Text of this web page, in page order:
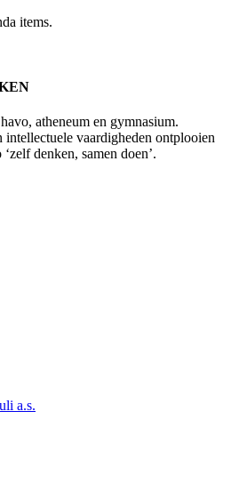
items.
atheneum en gymnasium.
vaardigheden ontplooien
denken, samen doen’.
a.s.